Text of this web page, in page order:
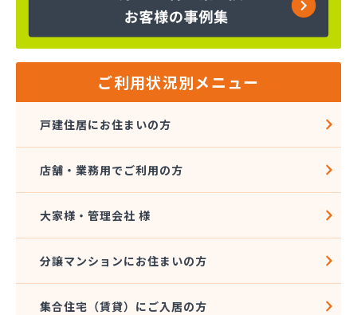
河原実業(株) つくば営業所
河原実業(株) 三和営業所
橿村石油店
(株)Ｅnergy1
(株)Onuma
(株)TOKAI 鹿島営業所
(株)アサイ
(株)いけだ
(株)エネサンス関東 茨城営業所
ご利用状況別メニュー
戸建住居にお住まいの方
店舗・業務用でご利用の方
大家様・管理会社 様
分譲マンションにお住まいの方
集合住宅（賃貸）にご入居の方